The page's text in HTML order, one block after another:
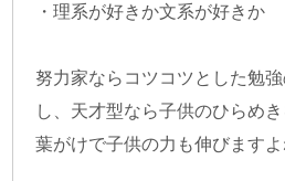
・理系が好きか文系が好きか
努力家ならコツコツとした勉
し、天才型なら子供のひらめ
葉がけで子供の力も伸びますよ